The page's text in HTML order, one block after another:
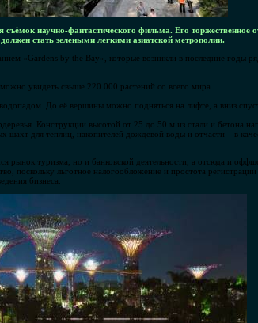
научно-фантастического фильма. Его торжественное
стать зелеными легкими азиатской метрополии.
«Gardens by the Bay», которые возникли в последние годы
увидеть свыше 220 000 растений со всего мира.
До её вершины можно подняться на лифте, а вниз
Конструкции высотой от 25 до 50 м из стали и бетона
для теплиц, накопителей дождевой воды и отчасти – в
рынок туризма, но и банковской деятельности, а отсюда и
поскольку льготное налогообложение и простота
бизнеса.